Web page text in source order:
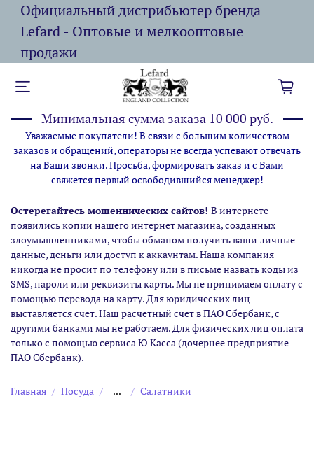
Официальный дистрибьютер бренда
Lefard - Оптовые и мелкооптовые
продажи
Минимальная сумма заказа 10 000 руб.
Уважаемые покупатели! В связи с большим количеством
заказов и обращений, операторы не всегда успевают отвечать
на Ваши звонки. Просьба, формировать заказ и с Вами
свяжется первый освободившийся менеджер!
Остерегайтесь мошеннических сайтов! В интернете
появились копии нашего интернет магазина,созданных
злоумышленниками, чтобы обманом получить ваши личные
данные, деньги или доступ к аккаунтам. Наша компания
никогда не просит по телефону или в письме назвать коды из
SMS, пароли или реквизиты карты. Мы не принимаем оплату с
помощью перевода на карту. Для юридических лиц
выставляется счет. Наш расчетный счет в ПАО Сбербанк, с
другими банками мы не работаем. Для физических лиц оплата
только с помощью сервиса Ю Касса (дочернее предприятие
ПАО Сбербанк).
Главная Посуда ... Салатники